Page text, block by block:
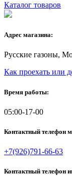
Каталог товаров
Адрес магазина:
Русские газоны,
Как проехать или
Время работы:
05:00-17-00
Контактный телефон
+7(926)791-66-63
Контактный телефон